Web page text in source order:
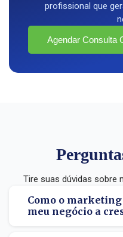
profissional que
Agendar Consulta
Tire suas dúvidas sobre
Como o
meu negócio a